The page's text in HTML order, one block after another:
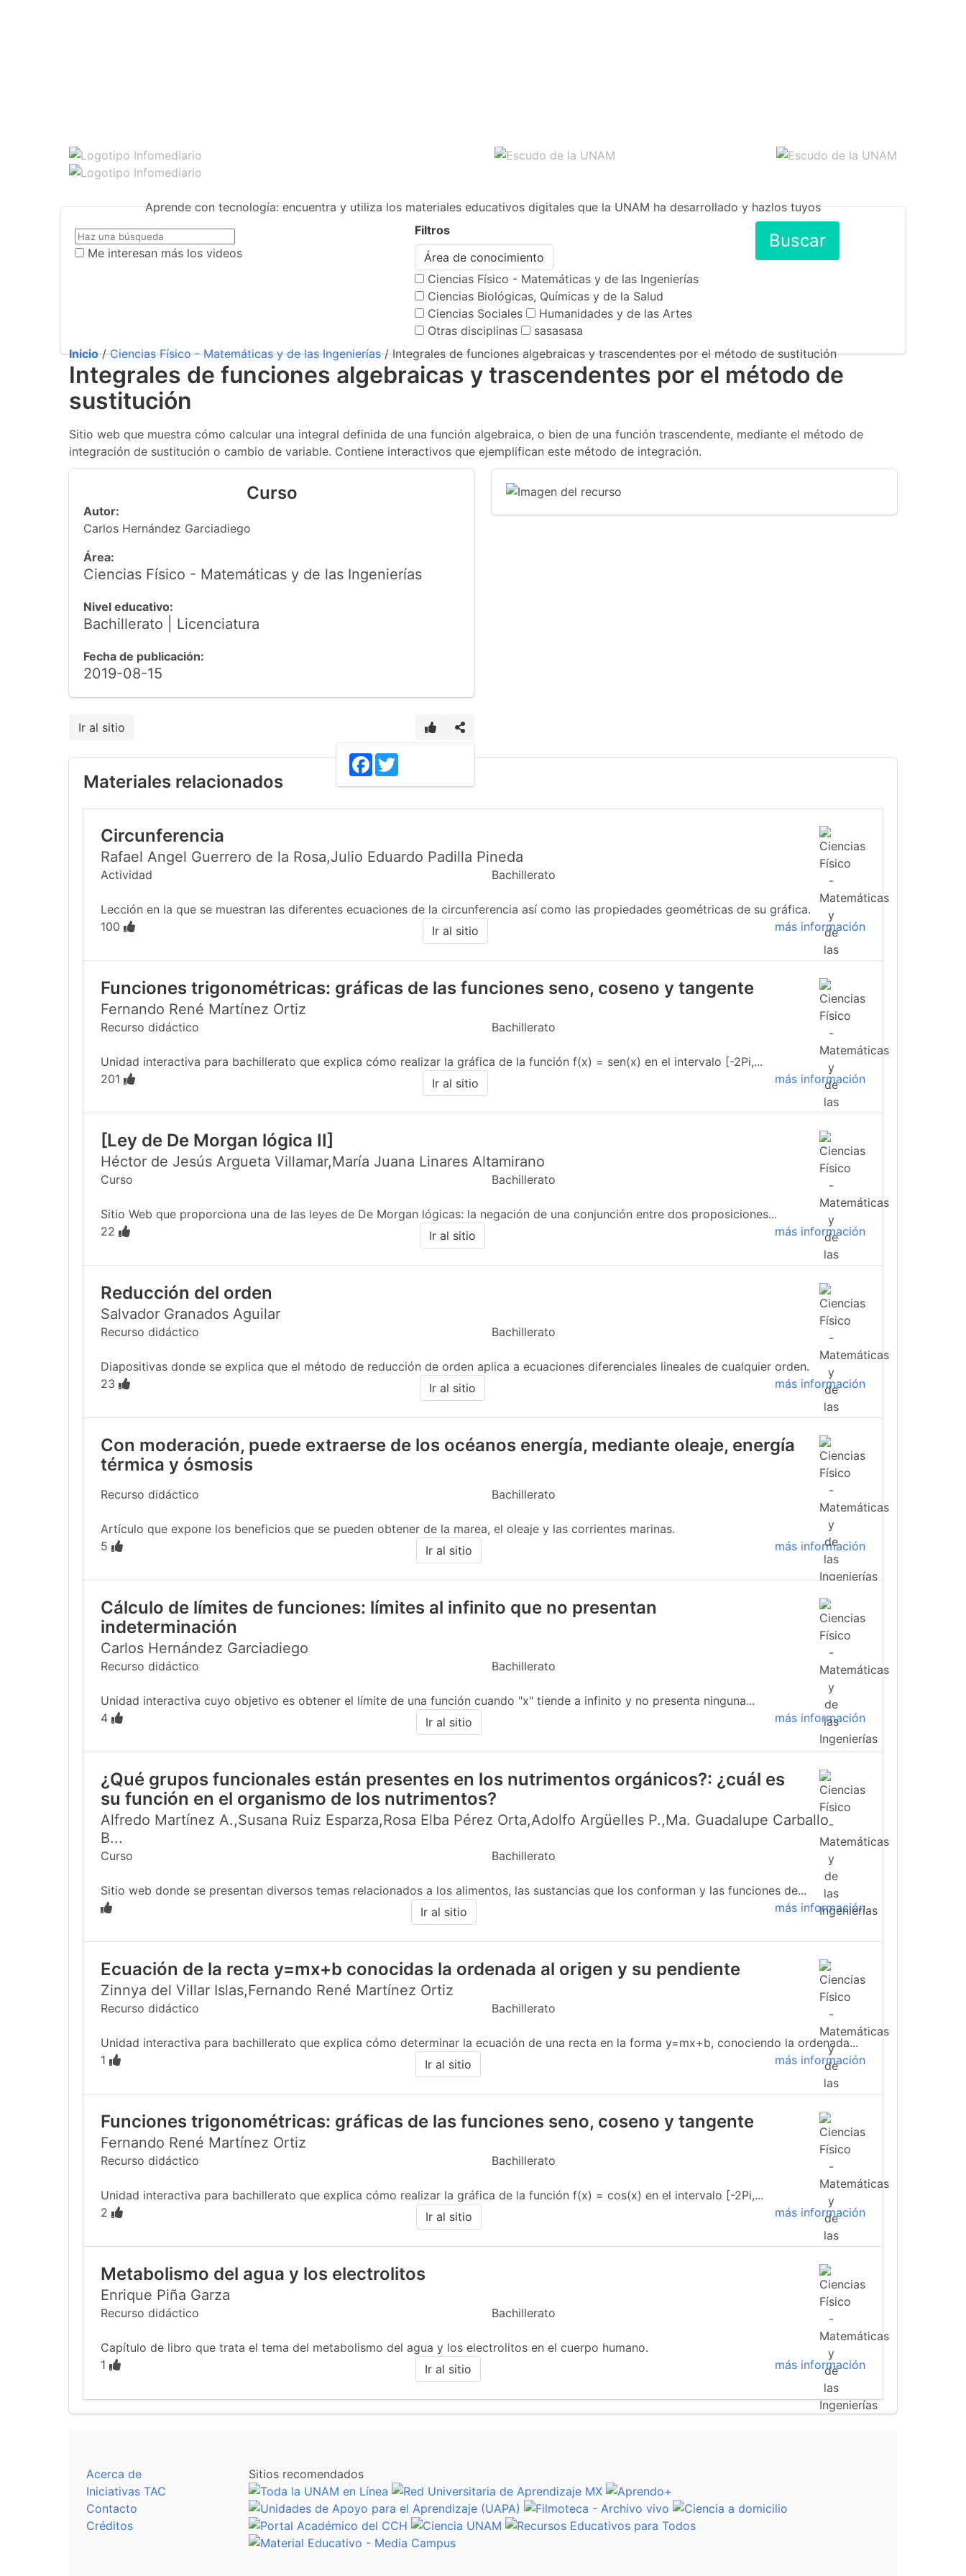
Aprende con tecnología: encuentra y utiliza los materiales educativos digitales que la UNAM ha desarrollado y hazlos tuyos
Me interesan más los videos
Filtros
Área de conocimiento
Ciencias Físico - Matemáticas y de las Ingenierías
Ciencias Biológicas, Químicas y de la Salud
Ciencias Sociales
Humanidades y de las Artes
Otras disciplinas
sasasasa
Buscar
Inicio/Ciencias Físico - Matemáticas y de las Ingenierías/ Integrales de funciones algebraicas y trascendentes por el método de sustitución
Integrales de funciones algebraicas y trascendentes por el método de
sustitución
Sitio web que muestra cómo calcular una integral definida de una función algebraica, o bien de una función trascendente, mediante el método de
integración de sustitución o cambio de variable. Contiene interactivos que ejemplifican este método de integración.
Curso
Autor:
Carlos Hernández Garciadiego
Área:
Ciencias Físico - Matemáticas y de las Ingenierías
Nivel educativo:
Bachillerato | Licenciatura
Fecha de publicación:
2019-08-15
Ir al sitio
Facebook
Materiales relacionados
Circunferencia
Rafael Angel Guerrero de la Rosa,Julio Eduardo Padilla Pineda
Actividad Bachillerato
Lección en la que se muestran las diferentes ecuaciones de la circunferencia así como las propiedades geométricas de su gráfica.
100
más información
Ir al sitio
Funciones trigonométricas: gráficas de las funciones seno, coseno y tangente
Fernando René Martínez Ortiz
Recurso didáctico Bachillerato
Unidad interactiva para bachillerato que explica cómo realizar la gráfica de la función f(x) = sen(x) en el intervalo [-2Pi,...
201
más información
Ir al sitio
[Ley de De Morgan lógica II]
Héctor de Jesús Argueta Villamar,María Juana Linares Altamirano
Curso Bachillerato
Sitio Web que proporciona una de las leyes de De Morgan lógicas: la negación de una conjunción entre dos proposiciones...
22
más información
Ir al sitio
Reducción del orden
Salvador Granados Aguilar
Recurso didáctico Bachillerato
Diapositivas donde se explica que el método de reducción de orden aplica a ecuaciones diferenciales lineales de cualquier orden.
23
más información
Ir al sitio
Con moderación, puede extraerse de los océanos energía, mediante oleaje, energía
térmica y ósmosis
Recurso didáctico Bachillerato
Artículo que expone los beneficios que se pueden obtener de la marea, el oleaje y las corrientes marinas.
5
más información
Ir al sitio
Cálculo de límites de funciones: límites al infinito que no presentan
indeterminación
Carlos Hernández Garciadiego
Recurso didáctico Bachillerato
Unidad interactiva cuyo objetivo es obtener el límite de una función cuando "x" tiende a infinito y no presenta ninguna...
4
más información
Ir al sitio
¿Qué grupos funcionales están presentes en los nutrimentos orgánicos?: ¿cuál es
su función en el organismo de los nutrimentos?
Alfredo Martínez A.,Susana Ruiz Esparza,Rosa Elba Pérez Orta,Adolfo Argüelles P.,Ma. Guadalupe Carballo
B...
Curso Bachillerato
Sitio web donde se presentan diversos temas relacionados a los alimentos, las sustancias que los conforman y las funciones de...
más información
Ir al sitio
Ecuación de la recta y=mx+b conocidas la ordenada al origen y su pendiente
Zinnya del Villar Islas,Fernando René Martínez Ortiz
Recurso didáctico Bachillerato
Unidad interactiva para bachillerato que explica cómo determinar la ecuación de una recta en la forma y=mx+b, conociendo la ordenada...
1
más información
Ir al sitio
Funciones trigonométricas: gráficas de las funciones seno, coseno y tangente
Fernando René Martínez Ortiz
Recurso didáctico Bachillerato
Unidad interactiva para bachillerato que explica cómo realizar la gráfica de la función f(x) = cos(x) en el intervalo [-2Pi,...
2
más información
Ir al sitio
Metabolismo del agua y los electrolitos
Enrique Piña Garza
Recurso didáctico Bachillerato
Capítulo de libro que trata el tema del metabolismo del agua y los electrolitos en el cuerpo humano.
1
más información
Ir al sitio
Acerca de
Iniciativas TAC
Contacto
Créditos
Sitios recomendados